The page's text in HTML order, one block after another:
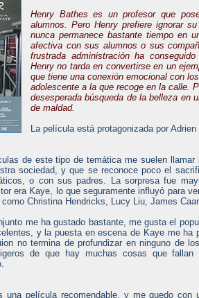
Henry Bathes es un profesor que
alumnos. Pero Henry prefiere ignorar
nunca permanece bastante tiempo en
afectiva con sus alumnos o sus
frustrada administración ha
Henry no tarda en convertirse en un
que tiene una conexión emocional con
adolescente a la que recoge en la calle.
desesperada búsqueda de la belleza en
de maldad.
La película está protagonizada por Adrien
de este tipo de temática me suelen
sociedad, y que se reconoce poco el
o con sus padres. La sorpresa fue
era Kaye, lo que seguramente influyó para
Christina Hendricks, Lucy Liu, James
me ha gustado bastante, me gusta el
y la puesta en escena de Kaye me ha
no termina de profundizar en ninguno de
de que hay muchas cosas que
película recomendable, y me quedo con